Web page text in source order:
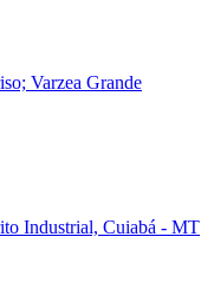
Varzea Grande
Industrial, Cuiabá - MT